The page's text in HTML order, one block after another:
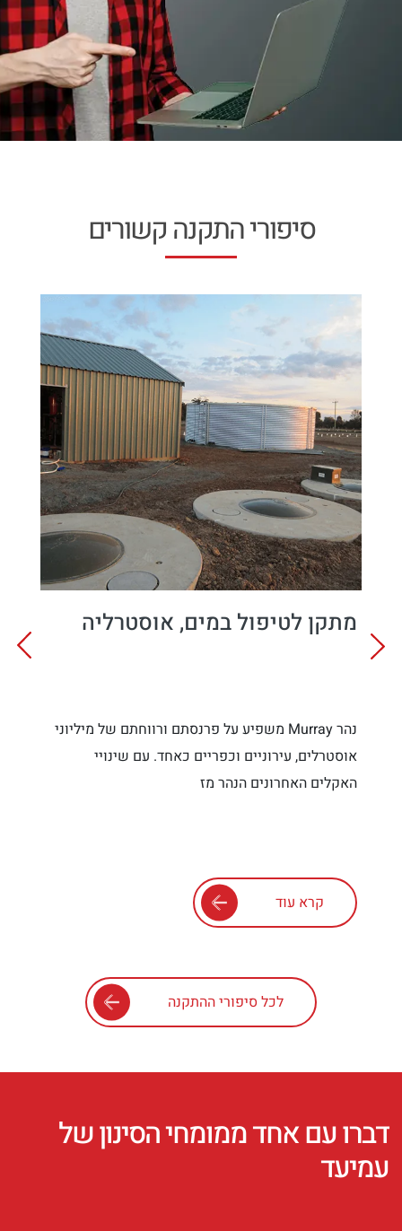
סיפורי התקנה קשורים
מתקן לטיפול במים, אוסטרליה
נהר Murray משפיע על פרנסתם ורווחתם של מיליוני
אוסטרלים, עירוניים וכפריים כאחד. עם שינויי
האקלים האחרונים הנהר מז
קרא עוד
לכל סיפורי ההתקנה
דברו עם אחד ממומחי הסינון של
עמיעד